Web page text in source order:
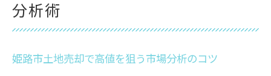
分析術
姫路市土地売却で高値を狙う市場分析のコツ